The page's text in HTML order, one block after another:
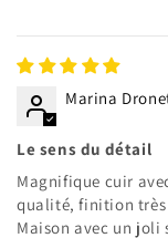
Marina
Le sens du détail
Magnifique cuir
qualité, finition très
Maison avec un joli